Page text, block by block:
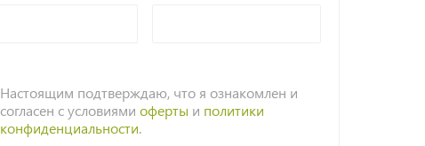
Настоящим подтверждаю, что я ознакомлен и
согласен с условиями оферты и политики
конфиденциальности.